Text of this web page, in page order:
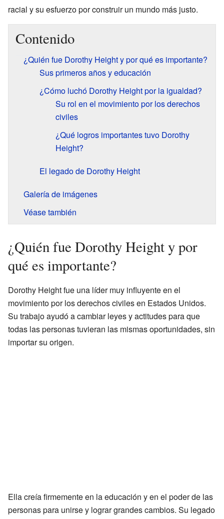
racial y su esfuerzo por construir un mundo más justo.
Contenido
¿Quién fue Dorothy Height y por qué es importante?
Sus primeros años y educación
¿Cómo luchó Dorothy Height por la igualdad?
Su rol en el movimiento por los derechos
civiles
¿Qué logros importantes tuvo Dorothy
Height?
El legado de Dorothy Height
Galería de imágenes
Véase también
¿Quién fue Dorothy Height y por
qué es importante?
Dorothy Height fue una líder muy influyente en el
movimiento por los derechos civiles en Estados Unidos.
Su trabajo ayudó a cambiar leyes y actitudes para que
todas las personas tuvieran las mismas oportunidades, sin
importar su origen.
Ella creía firmemente en la educación y en el poder de las
personas para unirse y lograr grandes cambios. Su legado